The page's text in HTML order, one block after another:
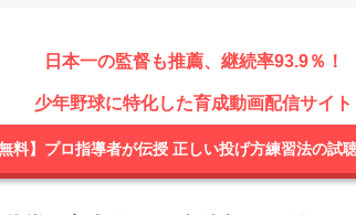
日本一の監督も推薦、継続率93.9％！
少年野球に特化した育成動画配信サイト
無料】プロ指導者が伝授 正しい投げ方練習法の試